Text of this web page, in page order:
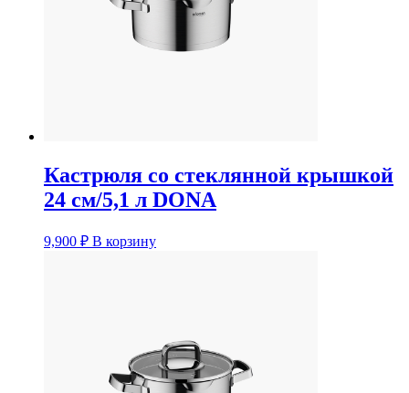
Кастрюля со стеклянной крышкой
24 см/5,1 л DONA
9,900 ₽ В корзину